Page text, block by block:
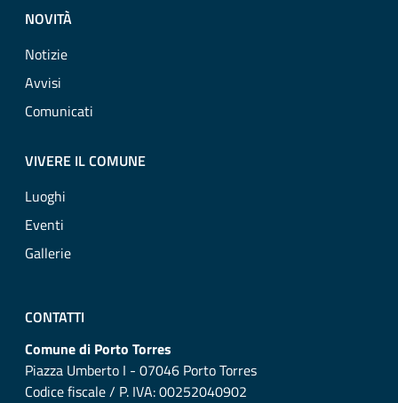
NOVITÀ
Notizie
Avvisi
Comunicati
VIVERE IL COMUNE
Luoghi
Eventi
Gallerie
CONTATTI
Comune di Porto Torres
Piazza Umberto I - 07046 Porto Torres
Codice fiscale / P. IVA: 00252040902